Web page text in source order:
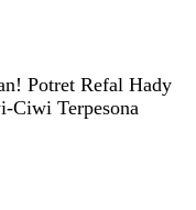
Potret Refal Hady
Ciwi Terpesona